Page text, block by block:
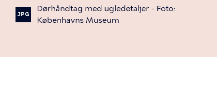
JPG
Dørhåndtag med ugledetaljer - Foto:
Københavns Museum